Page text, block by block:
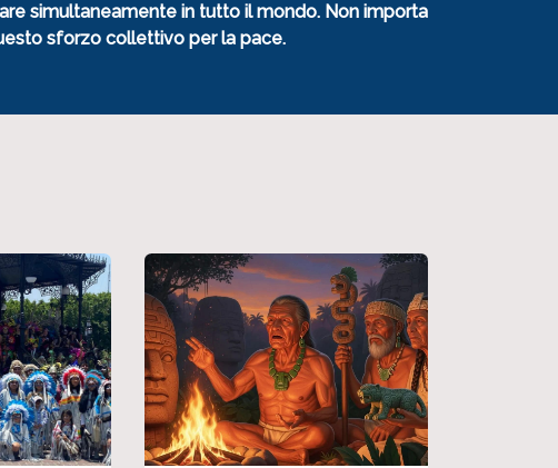
simultaneamente in tutto il mondo. Non importa
sforzo collettivo per la pace.